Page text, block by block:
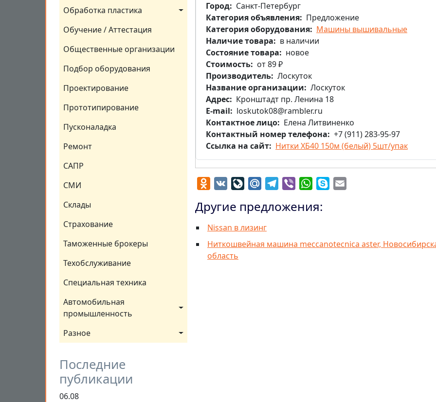
Обработка пластика
Обучение / Аттестация
Общественные организации
Подбор оборудования
Проектирование
Прототипирование
Пусконаладка
Ремонт
САПР
СМИ
Склады
Страхование
Таможенные брокеры
Техобслуживание
Специальная техника
Автомобильная
промышленность
Разное
Последние
публикации
06.08
Город
Санкт-Петербург
Категория объявления
Предложение
Категория оборудования
Машины вышивальные
Наличие товара
в наличии
Состояние товара
новое
Стоимость
от 89 ₽
Производитель Лоскуток
Название организации
Лоскуток
Aдрес
Кронштадт пр. Ленина 18
E-mail
loskutok08@rambler.ru
Контактное лицо
Елена Литвиненко
Контактный номер телефона
+7 (911) 283-95-97
Ссылка на сайт
Нитки ХБ40 150м (белый) 5шт/упак
Odnoklassniki
VK LiveJournal
Mail.RuTelegram
Viber WhatsApp
Skype
Другие предложения:
Nissan в лизинг
Ниткошвейная машина meccanotecnica aster,
область